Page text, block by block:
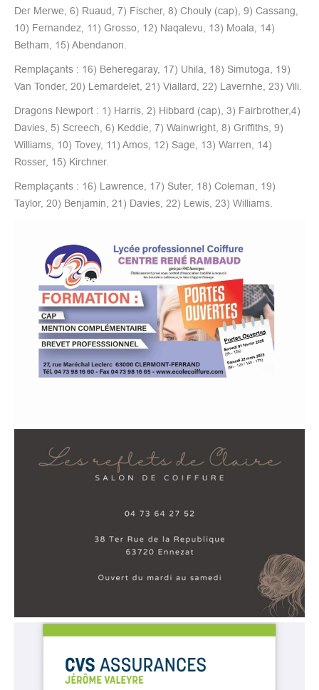
Der Merwe, 6) Ruaud, 7) Fischer, 8) Chouly (cap), 9) Cassang,
10) Fernandez, 11) Grosso, 12) Naqalevu, 13) Moala, 14)
Betham, 15) Abendanon.
Remplaçants : 16) Beheregaray, 17) Uhila, 18) Simutoga, 19)
Van Tonder, 20) Lemardelet, 21) Viallard, 22) Lavernhe, 23) Vili.
Dragons Newport : 1) Harris, 2) Hibbard (cap), 3) Fairbrother,4)
Davies, 5) Screech, 6) Keddie, 7) Wainwright, 8) Griffiths, 9)
Williams, 10) Tovey, 11) Amos, 12) Sage, 13) Warren, 14)
Rosser, 15) Kirchner.
Remplaçants : 16) Lawrence, 17) Suter, 18) Coleman, 19)
Taylor, 20) Benjamin, 21) Davies, 22) Lewis, 23) Williams.